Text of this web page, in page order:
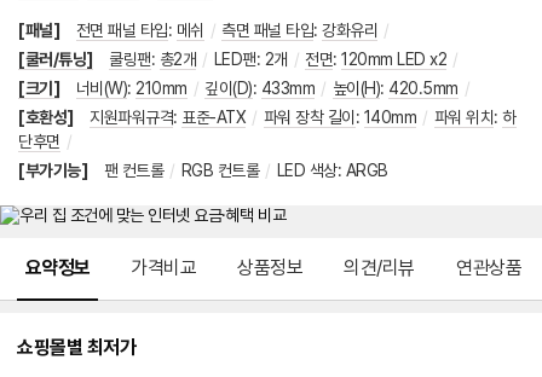
[패널] 전면 패널 타입: 메쉬 / 측면 패널 타입: 강화유리 /
[쿨러/튜닝]
쿨링팬: 총2개 / LED팬: 2개 / 전면: 120mm LED x2 /
[크기]
너비(W): 210mm / 깊이(D): 433mm / 높이(H): 420.5mm /
[호환성]
지원파워규격: 표준-ATX / 파워 장착 길이 : 140mm / 파워 위치 : 하
단후면 /
[부가기능]
팬 컨트롤 / RGB 컨트롤 / LED 색상: ARGB
요약정보 가격비교 상품정보 의견/리뷰 연관상품
쇼핑몰별 최저가